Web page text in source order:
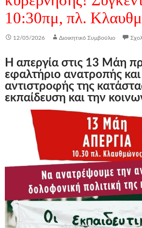
10:30πμ, πλ.
12/05/2026 Διοικητικό Συμβούλιο
Η απεργία στις 13 Μάη
εφαλτήριο ανατροπής και
αντιστροφής της
εκπαίδευση και την